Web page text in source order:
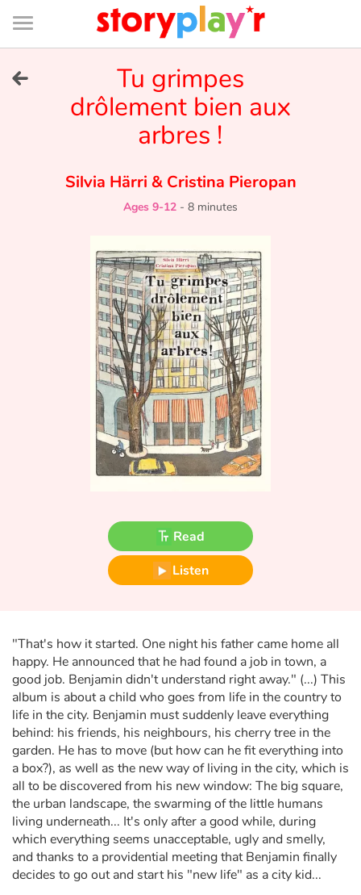
Connexion
Bibliothèque
de
page
Tales and classics in french
Fable, myth, literature and poetry
Princesses and princes, kings, queens and dragons
Ogres, monsters and witches
Ecology, nature, seasons
Around the world
Learning
Arts, space, activities
Documentaries
With the family
Daily life and hobbies
At school
Tu grimpes
drôlement bien aux
arbres !
Silvia Härri &Cristina Pieropan
Ages 9-12 - 8 minutes
Read
Listen
"That's how it started. One night his father came home all
happy. He announced that he had found a job in town, a
good job. Benjamin didn't understand right away." (...) This
album is about a child who goes from life in the country to
life in the city. Benjamin must suddenly leave everything
behind: his friends, his neighbours, his cherry tree in the
garden. He has to move (but how can he fit everything into
a box?), as well as the new way of living in the city, which is
all to be discovered from his new window: The big square,
the urban landscape, the swarming of the little humans
living underneath... It's only after a good while, during
which everything seems unacceptable, ugly and smelly,
and thanks to a providential meeting that Benjamin finally
decides to go out and start his "new life" as a city kid...